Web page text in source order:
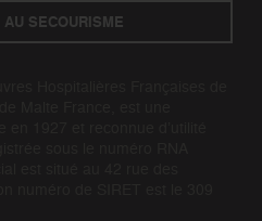
SECOURISME